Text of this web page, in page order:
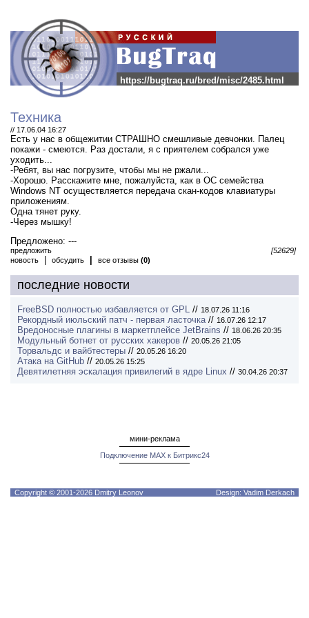
https://bugtraq.ru/bred/misc/2485.html
Техника
// 17.06.04 16:27
Есть у нас в общежитии СТРАШНО смешливые девчонки. Палец
покажи - смеются. Раз достали, я с приятелем собрался уже
уходить...
-Ребят, вы нас погрузите, чтобы мы не ржали...
-Хорошо. Расскажите мне, пожалуйста, как в ОС семейства
Windows NT осуществляется передача скан-кодов клавиатуры
приложениям.
Одна тянет руку.
-Через мышку!
Предложено: ---
предложить
новость
обсудить все отзывы (0)
[52629]
последние новости
FreeBSD полностью избавляется от GPL // 18.07.26 11:16
Рекордный июльский патч - первая ласточка// 16.07.26 12:17
Вредоносные плагины в маркетплейсе JetBrains // 18.06.26 20:35
Модульный ботнет от русских хакеров // 20.05.26 21:05
Торвальдс и вайбтестеры // 20.05.26 16:20
Атака на GitHub // 20.05.26 15:25
Девятилетняя эскалация привилегий в ядре Linux // 30.04.26 20:37
мини-реклама
Подключение MAX к Битрикс24
Copyright © 2001-2026 Dmitry Leonov Design: Vadim Derkach